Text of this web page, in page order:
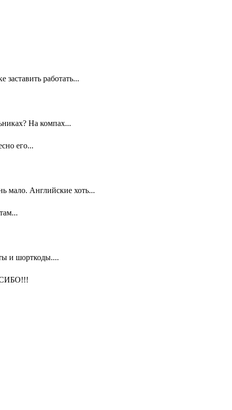
работать...
На компах...
его...
мало. Английские хоть...
и шорткоды....